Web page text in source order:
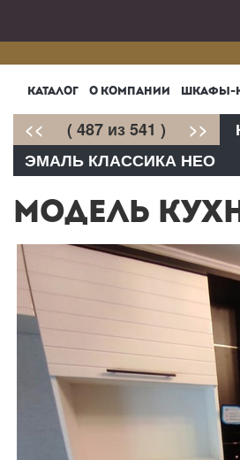
КАТАЛОГ О КОМПАНИИ ШКАФЫ-
<< ( 487 из 541 ) >>
ЭМАЛЬ КЛАССИКА НЕО
МОДЕЛЬ